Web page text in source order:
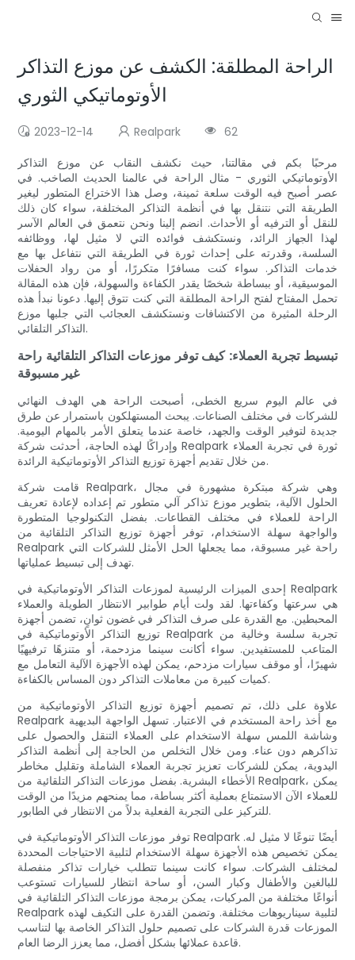
الراحة المطلقة: الكشف عن موزع التذاكر
الأوتوماتيكي الثوري
2023-12-14 Realpark
62
مرحبًا بكم في مقالتنا، حيث نكشف النقاب عن موزع التذاكر
الأوتوماتيكي الثوري - مثال الراحة في عالمنا الحديث الصاخب. في
عصر أصبح فيه الوقت سلعة ثمينة، وصل هذا الاختراع المتطور ليغير
الطريقة التي نتنقل بها في أنظمة التذاكر المختلفة، سواء كان ذلك
للنقل أو الترفيه أو الأحداث. انضم إلينا ونحن نتعمق في العالم الآسر
لهذا الجهاز الرائد، ونستكشف فوائده التي لا مثيل لها، ووظائفه
السلسة، وقدرته على إحداث ثورة في الطريقة التي نتفاعل بها مع
خدمات التذاكر. سواء كنت مسافرًا متكررًا، أو من رواد الحفلات
الموسيقية، أو ببساطة شخصًا يقدر الكفاءة والسهولة، فإن هذه المقالة
تحمل المفتاح لفتح الراحة المطلقة التي كنت تتوق إليها. دعونا نبدأ هذه
الرحلة المثيرة من الاكتشافات ونستكشف العجائب التي جلبها موزع
التذاكر التلقائي.
تبسيط تجربة العملاء: كيف توفر موزعات التذاكر التلقائية راحة
غير مسبوقة
في عالم اليوم سريع الخطى، أصبحت الراحة هي الهدف النهائي
للشركات في مختلف الصناعات. يبحث المستهلكون باستمرار عن طرق
جديدة لتوفير الوقت والجهد، خاصة عندما يتعلق الأمر بالمهام اليومية.
وإدراكًا لهذه الحاجة، أحدثت شركة Realpark ثورة في تجربة العملاء
من خلال تقديم أجهزة توزيع التذاكر الأوتوماتيكية الرائدة.
قامت شركة Realpark، وهي شركة مبتكرة مشهورة في مجال
الحلول الآلية، بتطوير موزع تذاكر آلي متطور تم إعداده لإعادة تعريف
الراحة للعملاء في مختلف القطاعات. بفضل التكنولوجيا المتطورة
والواجهة سهلة الاستخدام، توفر أجهزة توزيع التذاكر التلقائية من
Realpark راحة غير مسبوقة، مما يجعلها الحل الأمثل للشركات التي
تهدف إلى تبسيط عملياتها.
إحدى الميزات الرئيسية لموزعات التذاكر الأوتوماتيكية في Realpark
هي سرعتها وكفاءتها. لقد ولت أيام طوابير الانتظار الطويلة والعملاء
المحبطين. مع القدرة على صرف التذاكر في غضون ثوانٍ، تضمن أجهزة
توزيع التذاكر الأوتوماتيكية في Realpark تجربة سلسة وخالية من
المتاعب للمستفيدين. سواء أكانت سينما مزدحمة، أو متنزهًا ترفيهيًا
شهيرًا، أو موقف سيارات مزدحم، يمكن لهذه الأجهزة الآلية التعامل مع
كميات كبيرة من معاملات التذاكر دون المساس بالكفاءة.
علاوة على ذلك، تم تصميم أجهزة توزيع التذاكر الأوتوماتيكية من
Realpark مع أخذ راحة المستخدم في الاعتبار. تسهل الواجهة البديهية
وشاشة اللمس سهلة الاستخدام على العملاء التنقل والحصول على
تذاكرهم دون عناء. ومن خلال التخلص من الحاجة إلى أنظمة التذاكر
اليدوية، يمكن للشركات تعزيز تجربة العملاء الشاملة وتقليل مخاطر
الأخطاء البشرية. بفضل موزعات التذاكر التلقائية من Realpark، يمكن
للعملاء الآن الاستمتاع بعملية أكثر بساطة، مما يمنحهم مزيدًا من الوقت
للتركيز على التجربة الفعلية بدلاً من الانتظار في الطابور.
توفر موزعات التذاكر الأوتوماتيكية في Realpark أيضًا تنوعًا لا مثيل له.
يمكن تخصيص هذه الأجهزة سهلة الاستخدام لتلبية الاحتياجات المحددة
لمختلف الشركات. سواء كانت سينما تتطلب خيارات تذاكر منفصلة
للبالغين والأطفال وكبار السن، أو ساحة انتظار للسيارات تستوعب
أنواعًا مختلفة من المركبات، يمكن برمجة موزعات التذاكر التلقائية في
Realpark لتلبية سيناريوهات مختلفة. وتضمن القدرة على التكيف لهذه
الموزعات قدرة الشركات على تصميم حلول التذاكر الخاصة بها لتناسب
قاعدة عملائها بشكل أفضل، مما يعزز الرضا العام.